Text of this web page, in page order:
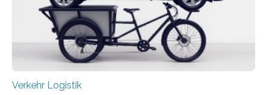
Verkehr Logistik